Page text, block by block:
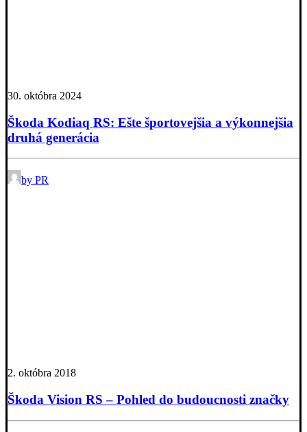
30. októbra 2024
Škoda Kodiaq RS: Ešte športovejšia a výkonnejšia
druhá generácia
by PR
2. októbra 2018
Škoda Vision RS – Pohled do budoucnosti značky